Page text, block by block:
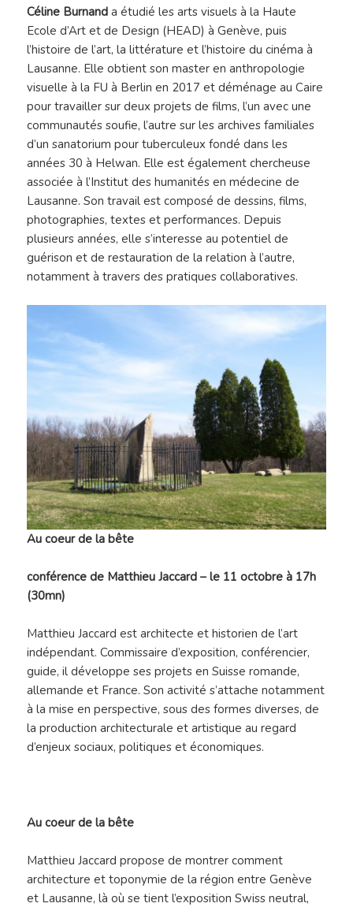
Céline Burnand a étudié les arts visuels à la Haute
Ecole d’Art et de Design (HEAD) à Genève, puis
l’histoire de l’art, la littérature et l’histoire du cinéma à
Lausanne. Elle obtient son master en anthropologie
visuelle à la FU à Berlin en 2017 et déménage au Caire
pour travailler sur deux projets de films, l’un avec une
communautés soufie, l’autre sur les archives familiales
d’un sanatorium pour tuberculeux fondé dans les
années 30 à Helwan. Elle est également chercheuse
associée à l’Institut des humanités en médecine de
Lausanne. Son travail est composé de dessins, films,
photographies, textes et performances. Depuis
plusieurs années, elle s’interesse au potentiel de
guérison et de restauration de la relation à l’autre,
notamment à travers des pratiques collaboratives.
Au coeur de la bête
conférence de Matthieu Jaccard – le 11 octobre à 17h
(30mn)
Matthieu Jaccard est architecte et historien de l’art
indépendant. Commissaire d’exposition, conférencier,
guide, il développe ses projets en Suisse romande,
allemande et France. Son activité s’attache notamment
à la mise en perspective, sous des formes diverses, de
la production architecturale et artistique au regard
d’enjeux sociaux, politiques et économiques.
Au coeur de la bête
Matthieu Jaccard propose de montrer comment
architecture et toponymie de la région entre Genève
et Lausanne, là où se tient l’exposition Swiss neutral,